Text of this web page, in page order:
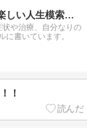
パニック障害ママの日常〜楽しい人生模索中〜
や治療、自分なりの
に書いています。
！